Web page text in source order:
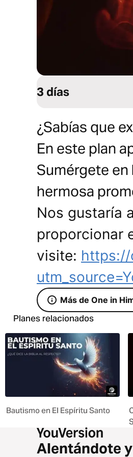
3 días
¿Sabías que
En este plan
Sumérgete en
hermosa
Nos gustaría
proporcionar
visite: https://
Más de One in
Planes relacionados
Bautismo en El Espíritu Santo
Alentándote